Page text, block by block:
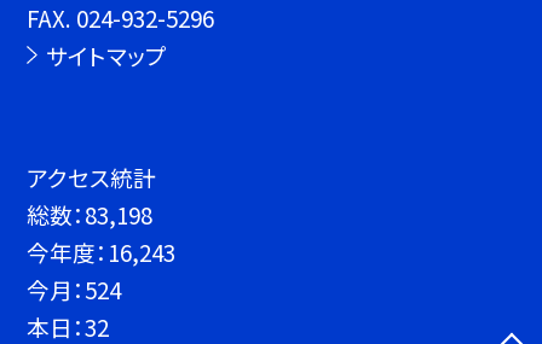
FAX. 024-932-5296
サイトマップ
アクセス統計
総数：83,198
今年度： 16,243
今月：524
本日：32